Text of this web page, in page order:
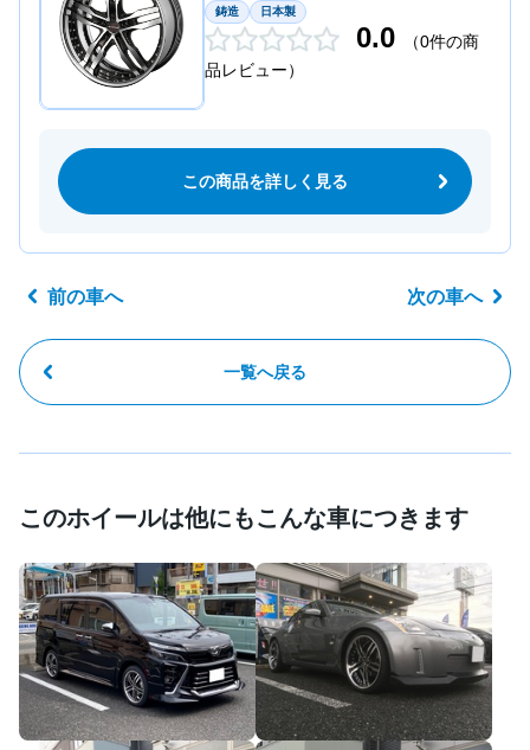
鋳造 日本製
0.0
（0件の商
品レビュー）
この商品を詳しく見る
前の車へ
一覧へ戻る
次の車へ
このホイールは他にもこんな車につきます